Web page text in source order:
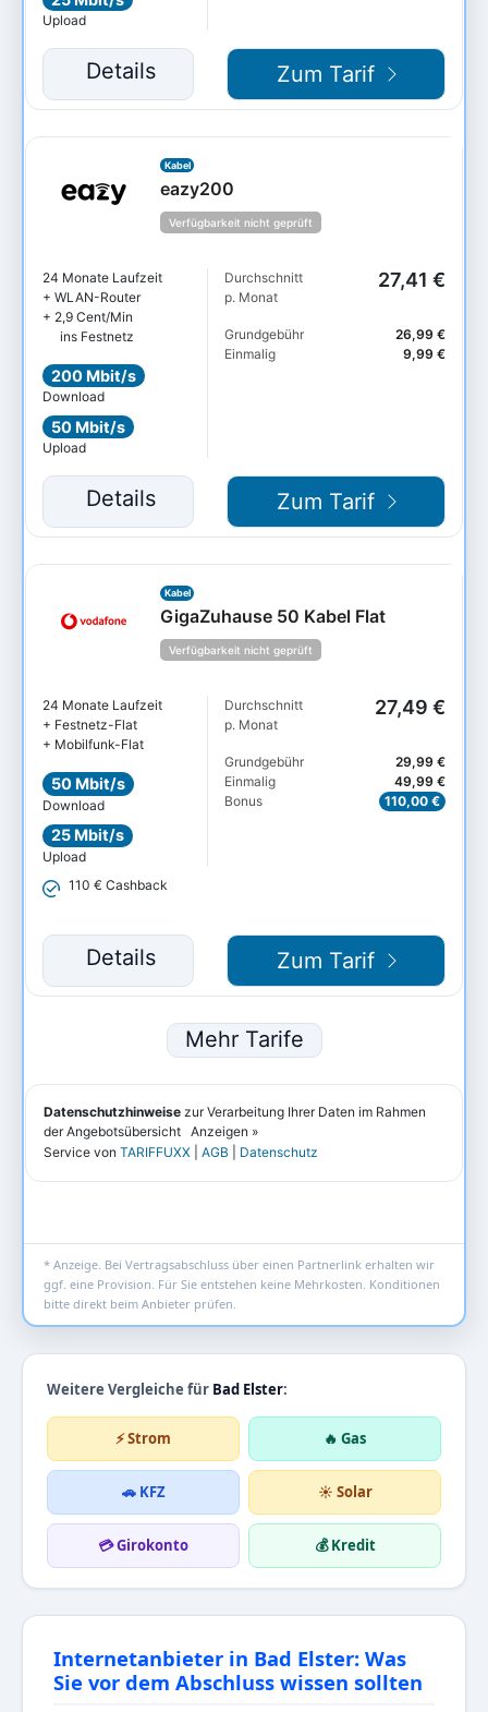
* Anzeige. Bei Vertragsabschluss über einen Partnerlink erhalten wir
ggf. eine Provision. Für Sie entstehen keine Mehrkosten. Konditionen
bitte direkt beim Anbieter prüfen.
Weitere Vergleiche für Bad Elster:
⚡ Strom 🔥 Gas
🚗 KFZ ☀️ Solar
💳 Girokonto 💰 Kredit
Internetanbieter in Bad Elster: Was
Sie vor dem Abschluss wissen sollten